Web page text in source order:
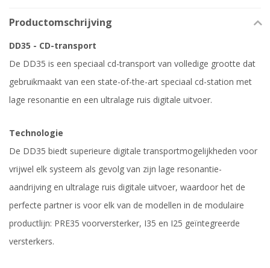
Productomschrijving
DD35 - CD-transport
De DD35 is een speciaal cd-transport van volledige grootte dat
gebruikmaakt van een state-of-the-art speciaal cd-station met
lage resonantie en een ultralage ruis digitale uitvoer.
Technologie
De DD35 biedt superieure digitale transportmogelijkheden voor
vrijwel elk systeem als gevolg van zijn lage resonantie-
aandrijving en ultralage ruis digitale uitvoer, waardoor het de
perfecte partner is voor elk van de modellen in de modulaire
productlijn: PRE35 voorversterker, I35 en I25 geïntegreerde
versterkers.